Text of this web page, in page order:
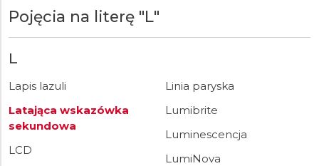
Pojęcia na literę "L"
L
Lapis lazuli
Latająca wskazówka
sekundowa
LCD
Linia paryska
Lumibrite
Luminescencja
LumiNova